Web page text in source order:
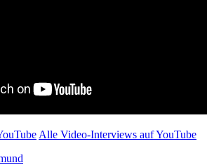
Alle Video-Interviews auf YouTube